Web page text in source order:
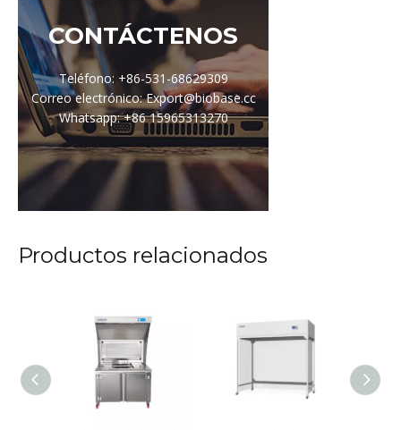
CONTÁCTENOS
Teléfono: +86-531-68629309
Correo electrónico: Export@biobase.cc
Whatsapp: +86 15965313270
Productos relacionados